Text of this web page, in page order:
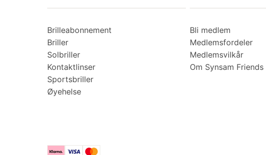
Brilleabonnement
Briller
Solbriller
Kontaktlinser
Sportsbriller
Øyehelse
Bli medlem
Medlemsfordeler
Medlemsvilkår
Om Synsam Friends
KlarnaVisa Mastercard